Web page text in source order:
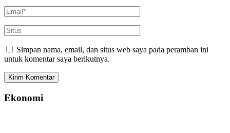
Simpan nama, email, dan situs web saya pada peramban ini
untuk komentar saya berikutnya.
Ekonomi